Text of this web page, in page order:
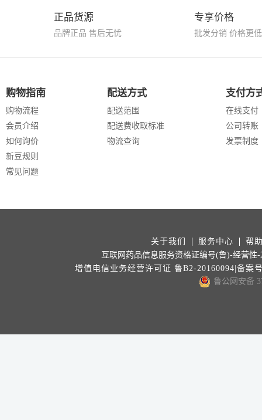
正品货源
品牌正品 售后无忧
专享价格
批发分销 价格更低
购物指南
购物流程
会员介绍
如何询价
新豆规则
常见问题
配送方式
配送范围
配送费收取标准
物流查询
支付方
在线支付
公司转账
发票制度
关于我们 服务中心
帮
互联网药品信息服务资格证编号(鲁)-经营性-
增值电信业务经营许可证 鲁B2-20160094|备案
鲁公网安备